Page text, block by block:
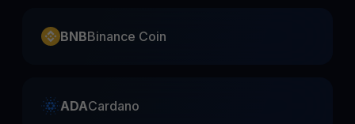
BNBBinance Coin
ADACardano